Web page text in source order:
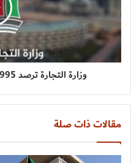
وزارة التجارة ترصد 995 مخالفة تجارية في أغسطس
مقالات ذات صلة